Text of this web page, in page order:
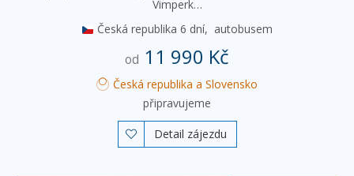
Vimperk…
Česká republika 6 dní, autobusem
od 11 990 Kč
Česká republika a Slovensko
připravujeme
 Detail zájezdu